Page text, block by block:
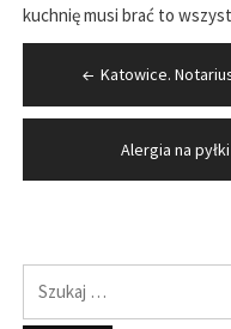
kuchnię musi brać to
Nawigacja
wpisu
Katowice.
Alergia na